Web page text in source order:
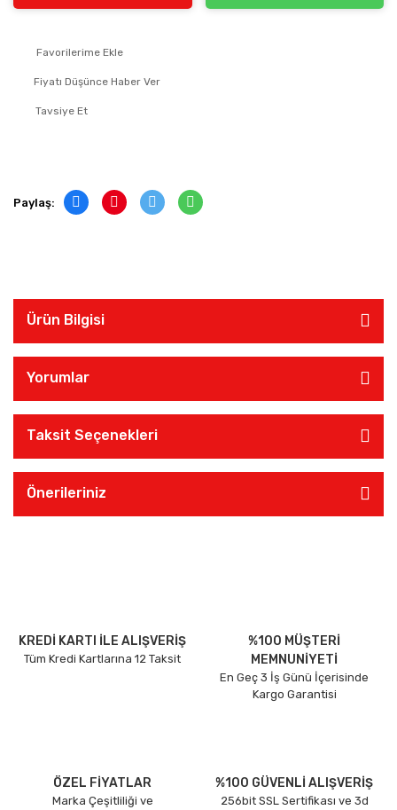
Fiyatı Düşünce Haber Ver
Tavsiye Et
Paylaş:
Ürün Bilgisi
Yorumlar
Taksit Seçenekleri
Önerileriniz
KREDİ KARTI İLE ALIŞVERİŞ
Tüm Kredi Kartlarına 12 Taksit
%100 MÜŞTERİ
MEMNUNİYETİ
En Geç 3 İş Günü İçerisinde
Kargo Garantisi
ÖZEL FİYATLAR
Marka Çeşitliliği ve
%100 GÜVENLİ ALIŞVERİŞ
256bit SSL Sertifikası ve 3d